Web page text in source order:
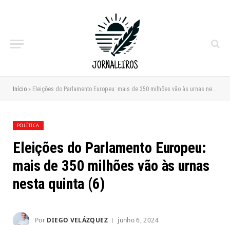
Início » Eleições do Parlamento Europeu: mais de 350 milhões vão às urnas nesta quinta (6)
POLÍTICA
Eleições do Parlamento Europeu:
mais de 350 milhões vão às urnas
nesta quinta (6)
Por DIEGO VELÁZQUEZ junho 6, 2024